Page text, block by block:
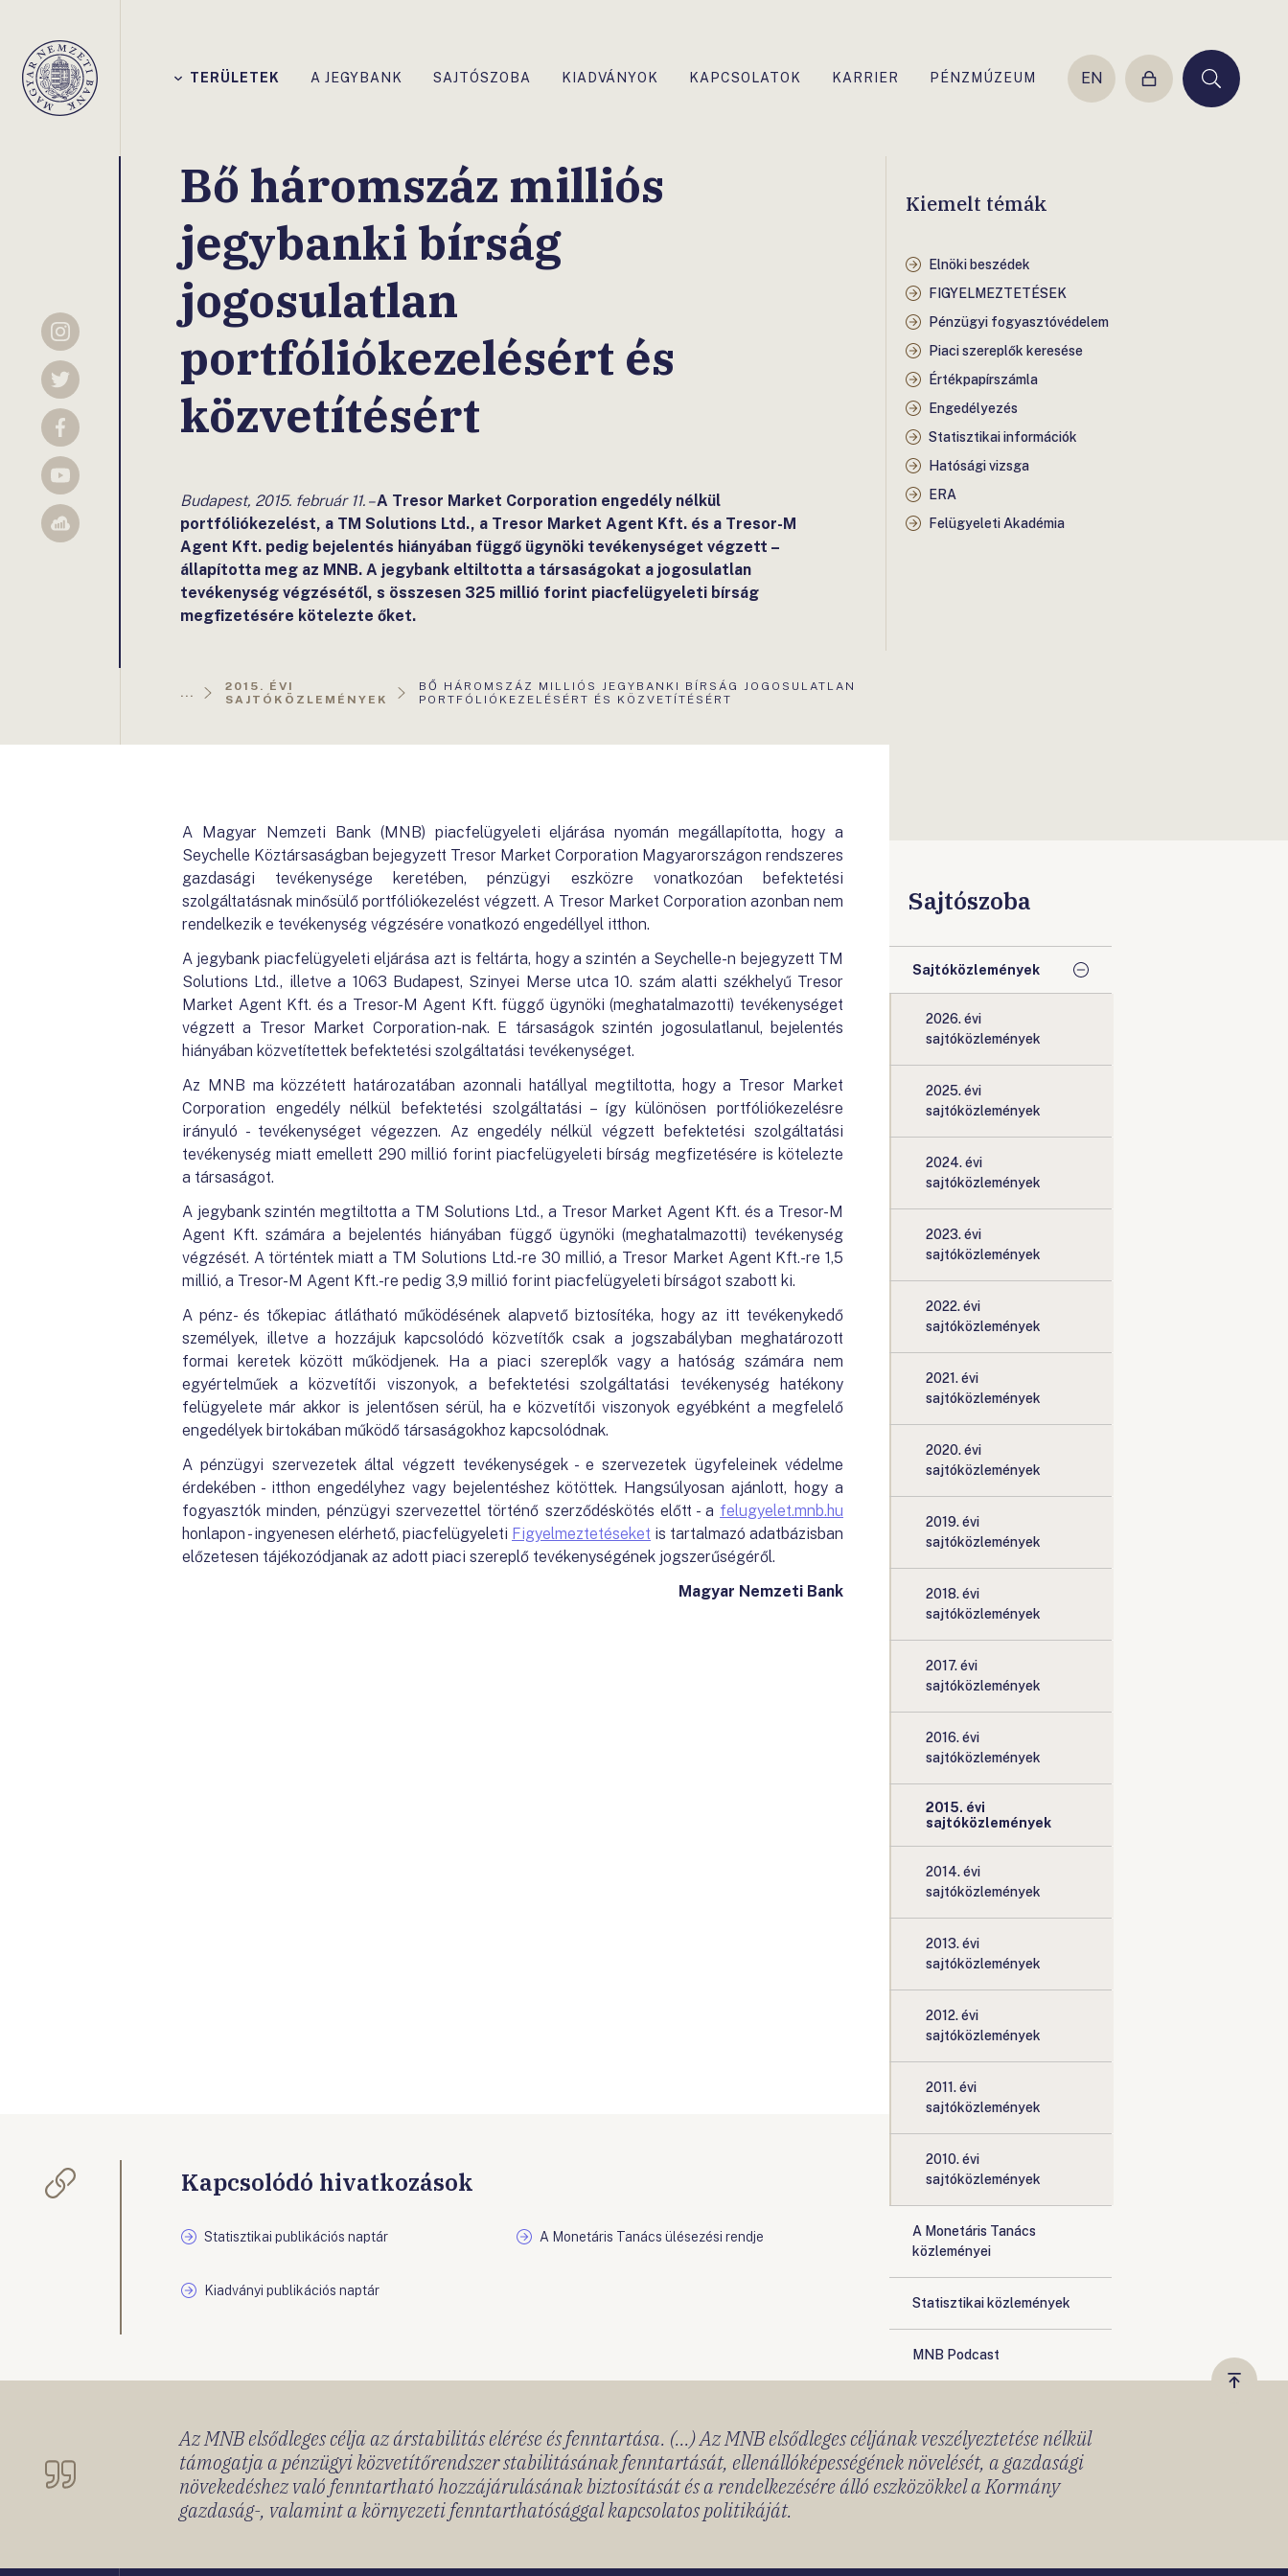
Magyar
Nemzeti
TERÜLETEK A JEGYBANK SAJTÓSZOBA KIADVÁNYOK KAPCSOLATOK KARRIER PÉNZMÚZEUM EN
Belépés Keresés
Instagram
Twitter
Facebook
YouTube
Sellsy
Bő háromszáz milliós
jegybanki bírság
jogosulatlan
portfóliókezelésért és
közvetítésért
Budapest, 2015. február 11. –A Tresor Market Corporation engedély nélkül
portfóliókezelést, a TM Solutions Ltd., a Tresor Market Agent Kft. és a Tresor-M
Agent Kft. pedig bejelentés hiányában függő ügynöki tevékenységet végzett –
állapította meg az MNB. A jegybank eltiltotta a társaságokat a jogosulatlan
tevékenység végzésétől, s összesen 325 millió forint piacfelügyeleti bírság
megfizetésére kötelezte őket.
...
2015. ÉVI
SAJTÓKÖZLEMÉNYEK
AKTUÁLIS
OLDAL:
BŐ HÁROMSZÁZ MILLIÓS JEGYBANKI BÍRSÁG JOGOSULATLAN
PORTFÓLIÓKEZELÉSÉRT ÉS KÖZVETÍTÉSÉRT
Kiemelt témák
Elnöki beszédek
FIGYELMEZTETÉSEK
Pénzügyi fogyasztóvédelem
Piaci szereplők keresése
Értékpapírszámla
Engedélyezés
Statisztikai információk
Hatósági vizsga
ERA
Felügyeleti Akadémia
A Magyar Nemzeti Bank (MNB) piacfelügyeleti eljárása nyomán megállapította, hogy a
Seychelle Köztársaságban bejegyzett Tresor Market Corporation Magyarországon rendszeres
gazdasági tevékenysége keretében, pénzügyi eszközre vonatkozóan befektetési
szolgáltatásnak minősülő portfóliókezelést végzett. A Tresor Market Corporation azonban nem
rendelkezik e tevékenység végzésére vonatkozó engedéllyel itthon.
A jegybank piacfelügyeleti eljárása azt is feltárta, hogy a szintén a Seychelle-n bejegyzett TM
Solutions Ltd., illetve a 1063 Budapest, Szinyei Merse utca 10. szám alatti székhelyű Tresor
Market Agent Kft. és a Tresor-M Agent Kft. függő ügynöki (meghatalmazotti) tevékenységet
végzett a Tresor Market Corporation-nak. E társaságok szintén jogosulatlanul, bejelentés
hiányában közvetítettek befektetési szolgáltatási tevékenységet.
Az MNB ma közzétett határozatában azonnali hatállyal megtiltotta, hogy a Tresor Market
Corporation engedély nélkül befektetési szolgáltatási – így különösen portfóliókezelésre
irányuló - tevékenységet végezzen. Az engedély nélkül végzett befektetési szolgáltatási
tevékenység miatt emellett 290 millió forint piacfelügyeleti bírság megfizetésére is kötelezte
a társaságot.
A jegybank szintén megtiltotta a TM Solutions Ltd., a Tresor Market Agent Kft. és a Tresor-M
Agent Kft. számára a bejelentés hiányában függő ügynöki (meghatalmazotti) tevékenység
végzését. A történtek miatt a TM Solutions Ltd.-re 30 millió, a Tresor Market Agent Kft.-re 1,5
millió, a Tresor-M Agent Kft.-re pedig 3,9 millió forint piacfelügyeleti bírságot szabott ki.
A pénz- és tőkepiac átlátható működésének alapvető biztosítéka, hogy az itt tevékenykedő
személyek, illetve a hozzájuk kapcsolódó közvetítők csak a jogszabályban meghatározott
formai keretek között működjenek. Ha a piaci szereplők vagy a hatóság számára nem
egyértelműek a közvetítői viszonyok, a befektetési szolgáltatási tevékenység hatékony
felügyelete már akkor is jelentősen sérül, ha e közvetítői viszonyok egyébként a megfelelő
engedélyek birtokában működő társaságokhoz kapcsolódnak.
A pénzügyi szervezetek által végzett tevékenységek - e szervezetek ügyfeleinek védelme
érdekében - itthon engedélyhez vagy bejelentéshez kötöttek. Hangsúlyosan ajánlott, hogy a
fogyasztók minden, pénzügyi szervezettel történő szerződéskötés előtt - a felugyelet.mnb.hu
honlapon - ingyenesen elérhető, piacfelügyeleti Figyelmeztetéseket is tartalmazó adatbázisban
előzetesen tájékozódjanak az adott piaci szereplő tevékenységének jogszerűségéről.
Magyar Nemzeti Bank
Kapcsolódó hivatkozások
Statisztikai publikációs naptár A Monetáris Tanács ülésezési rendje
Kiadványi publikációs naptár
Sajtószoba
Sajtóközlemények
2026. évi
sajtóközlemények
2025. évi
sajtóközlemények
2024. évi
sajtóközlemények
2023. évi
sajtóközlemények
2022. évi
sajtóközlemények
2021. évi
sajtóközlemények
2020. évi
sajtóközlemények
2019. évi
sajtóközlemények
2018. évi
sajtóközlemények
2017. évi
sajtóközlemények
2016. évi
sajtóközlemények
2015. évi
sajtóközlemények
2014. évi
sajtóközlemények
2013. évi
sajtóközlemények
2012. évi
sajtóközlemények
2011. évi
sajtóközlemények
2010. évi
sajtóközlemények
A Monetáris Tanács
közleményei
Statisztikai közlemények
MNB Podcast
Vissza
Az MNB elsődleges célja az árstabilitás elérése és fenntartása. (...) Az MNB elsődleges céljának veszélyeztetése nélkül
támogatja a pénzügyi közvetítőrendszer stabilitásának fenntartását, ellenállóképességének növelését, a gazdasági
növekedéshez való fenntartható hozzájárulásának biztosítását és a rendelkezésére álló eszközökkel a Kormány
gazdaság-, valamint a környezeti fenntarthatósággal kapcsolatos politikáját.